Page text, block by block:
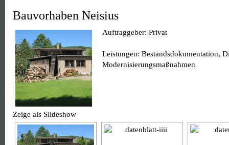
Bauvorhaben Neisius
Auftraggeber: Privat
Leistungen: Bestandsdokumentation,
Modernisierungsmaßnahmen
Zeige als Slideshow